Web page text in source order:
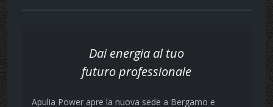
Dai energia al tuo
futuro professionale
Apulia Power apre la nuova sede a Bergamo e